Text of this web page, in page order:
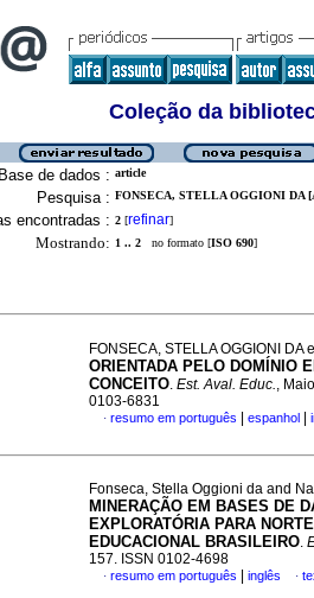
Coleção da
Base de dados : article
Pesquisa : FONSECA, STELLA OGGIONI DA
encontradas : 2 [refinar]
Mostrando: 1 .. 2 no formato [ISO 690]
FONSECA, STELLA OGGIONI DA
ORIENTADA PELO DOMÍNIO
CONCEITO. Est. Aval. Educ.,
0103-6831
· resumo em português espanhol
Fonseca, Stella Oggioni da and
MINERAÇÃO EM BASES DE
EXPLORATÓRIA PARA
EDUCACIONAL BRASILEIRO.
157. ISSN 0102-4698
· resumo em português inglês ·